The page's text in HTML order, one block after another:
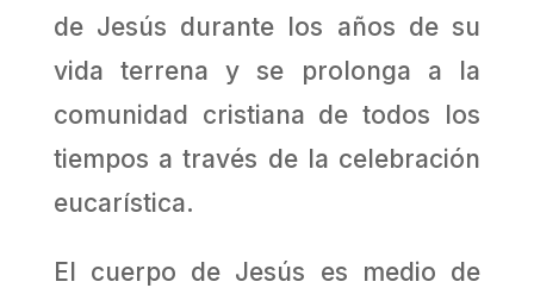
de Jesús durante los años de su
vida terrena y se prolonga a la
comunidad cristiana de todos los
tiempos a través de la celebración
eucarística.
El cuerpo de Jesús es medio de